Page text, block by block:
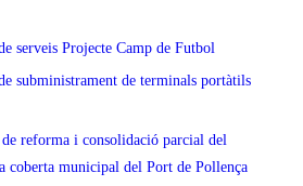
serveis Projecte Camp de Futbol
subministrament de terminals portàtils
reforma i consolidació parcial del
coberta municipal del Port de Pollença